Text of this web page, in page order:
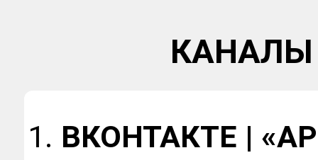
КАНАЛЫ
ВКОНТАКТЕ |